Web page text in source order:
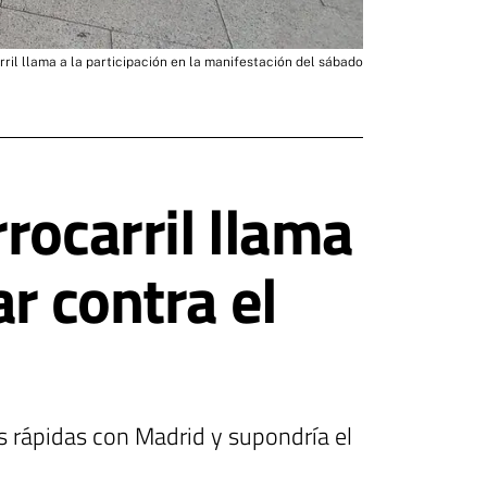
llama
contra el
rápidas con Madrid y supondría el
llama a la participación en la manifestación del sábado